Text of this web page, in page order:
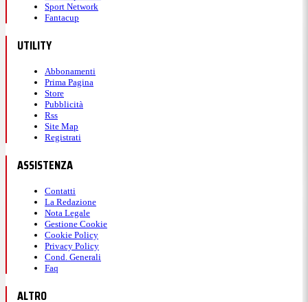
Sport Network
Fantacup
UTILITY
Abbonamenti
Prima Pagina
Store
Pubblicità
Rss
Site Map
Registrati
ASSISTENZA
Contatti
La Redazione
Nota Legale
Gestione Cookie
Cookie Policy
Privacy Policy
Cond. Generali
Faq
ALTRO